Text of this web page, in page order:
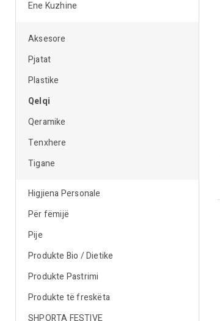
Ene Kuzhine
Aksesore
Pjatat
Plastike
Qelqi
Qeramike
Tenxhere
Tigane
Higjiena Personale
Për fëmijë
Pije
Produkte Bio / Dietike
Produkte Pastrimi
Produkte të freskëta
SHPORTA FESTIVE